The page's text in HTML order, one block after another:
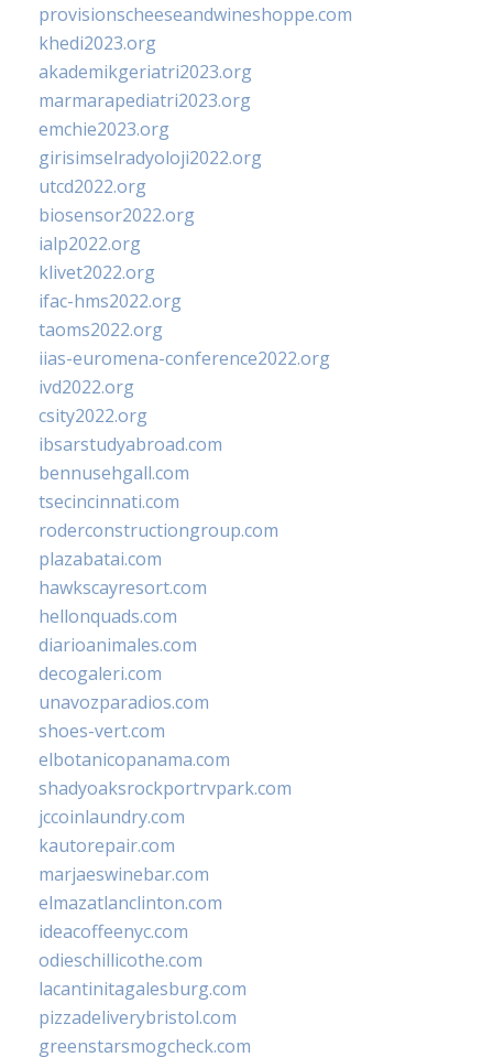
provisionscheeseandwineshoppe.com
khedi2023.org
akademikgeriatri2023.org
marmarapediatri2023.org
emchie2023.org
girisimselradyoloji2022.org
utcd2022.org
biosensor2022.org
ialp2022.org
klivet2022.org
ifac-hms2022.org
taoms2022.org
iias-euromena-conference2022.org
ivd2022.org
csity2022.org
ibsarstudyabroad.com
bennusehgall.com
tsecincinnati.com
roderconstructiongroup.com
plazabatai.com
hawkscayresort.com
hellonquads.com
diarioanimales.com
decogaleri.com
unavozparadios.com
shoes-vert.com
elbotanicopanama.com
shadyoaksrockportrvpark.com
jccoinlaundry.com
kautorepair.com
marjaeswinebar.com
elmazatlanclinton.com
ideacoffeenyc.com
odieschillicothe.com
lacantinitagalesburg.com
pizzadeliverybristol.com
greenstarsmogcheck.com